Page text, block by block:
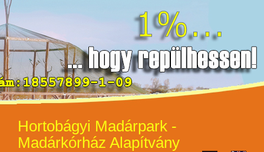
Hortobágyi Madárpark -
Madárkórház Alapítvány